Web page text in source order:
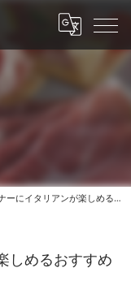
タリアンが楽しめるおすすめレストラン
しめるおすすめ